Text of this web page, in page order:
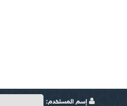
إسم المستخدم: